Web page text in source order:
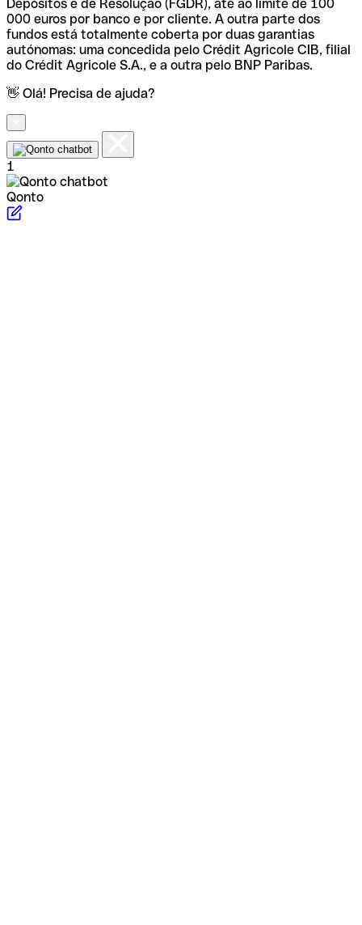
Depósitos e de Resolução (FGDR), até ao limite de 100
000 euros por banco e por cliente. A outra parte dos
fundos está totalmente coberta por duas garantias
autónomas: uma concedida pelo Crédit Agricole CIB, filial
do Crédit Agricole S.A., e a outra pelo BNP Paribas.
👋 Olá! Precisa de ajuda?
1
Qonto